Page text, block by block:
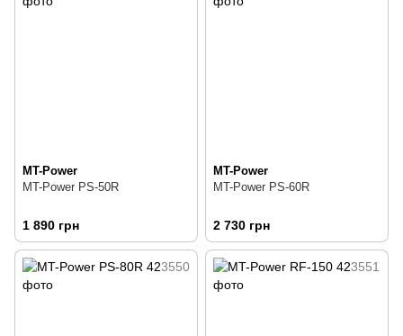
MT-Power
MT-Power PS-50R
1 890 грн
MT-Power
MT-Power PS-60R
2 730 грн